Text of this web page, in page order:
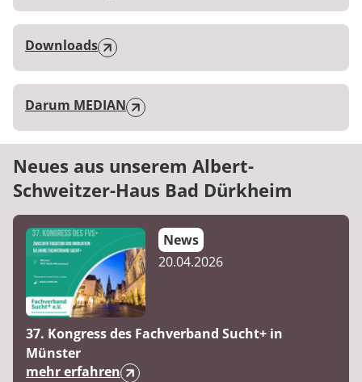
Downloads
Darum MEDIAN
Neues aus unserem Albert-
Schweitzer-Haus Bad Dürkheim
News
20.04.2026
37. Kongress des Fachverband Sucht+ in
Münster
mehr erfahren